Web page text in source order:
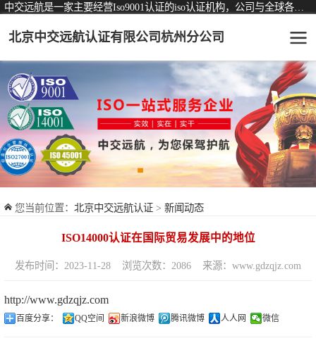
北京中交远航认证有限公司杭州分公司
您当前位置： 北京中交远航认证 > 新闻动态
ISO14000认证在国际贸易发展中的地位
发布时间：2023-11-28 浏览次数：2086 来源：www.gdzqjz.com
http://www.gdzqjz.com
百度分享： QQ空间 新浪微博 腾讯微博 人人网 微信
认证服务 可从事认证业务一览表
ISO9001质量管理体系认证
ISO14001环境管理体系认证
ISO45001职业健康安全管理体系认证
交通运输服务认证
ISO27001信息安全管理体系认证